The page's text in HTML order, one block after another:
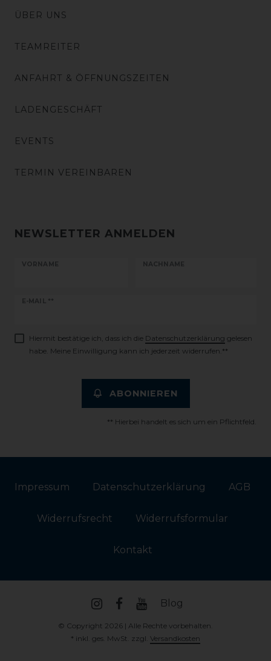
ÜBER UNS
TEAMREITER
ANFAHRT & ÖFFNUNGSZEITEN
LADENGESCHÄFT
EVENTS
TERMIN VEREINBAREN
NEWSLETTER ANMELDEN
VORNAME NACHNAME
E-MAIL **
Newsletter
Hiermit bestätige ich, dass ich die Daten­schutz­erklärung gelesen
habe. Meine Einwilligung kann ich jederzeit widerrufen.**
ABONNIEREN
** Hierbei handelt es sich um ein Pflichtfeld.
Impressum Daten­schutz­erklärung AGB
Widerrufs­recht Widerrufs­formular
Kontakt
Blog
© Copyright 2026 | Alle Rechte vorbehalten.
* inkl. ges. MwSt. zzgl. Versandkosten